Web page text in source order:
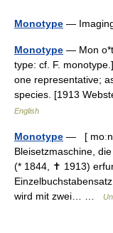
Monotype —
Monotype — Mon
type: cf. F.
one representative;
species. [1913
English
Monotype — [
Bleisetzmaschine,
(* 1844, ✝ 1913)
wird mit zwei… …